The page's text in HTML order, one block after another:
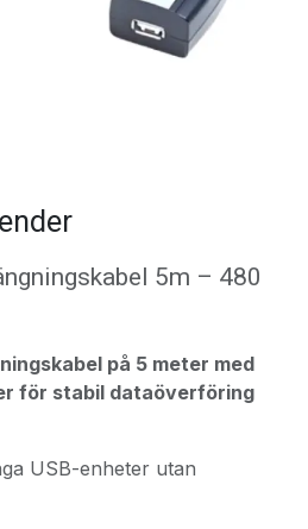
5m – 480
på 5 meter med
för stabil dataöverföring
USB-enheter utan